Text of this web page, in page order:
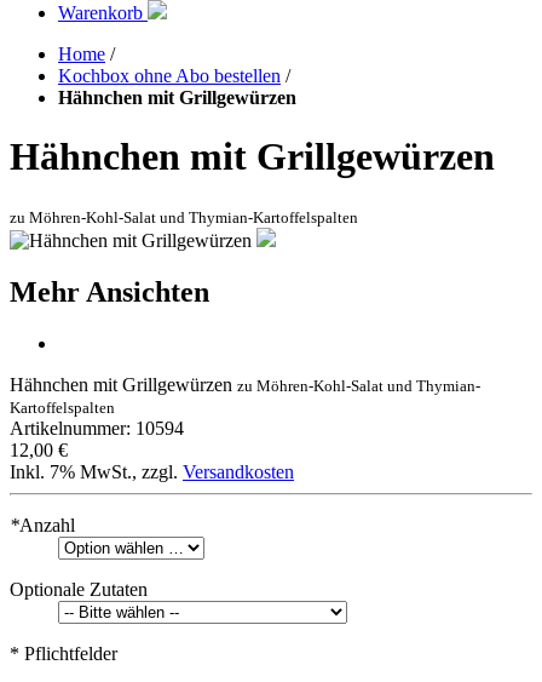
Warenkorb
Home /
Kochbox ohne Abo bestellen /
Hähnchen mit Grillgewürzen
Hähnchen mit Grillgewürzen
zu Möhren-Kohl-Salat und Thymian-Kartoffelspalten
Mehr Ansichten
Hähnchen mit Grillgewürzen zu Möhren-Kohl-Salat und Thymian-
Kartoffelspalten
Artikelnummer: 10594
12,00 €
Inkl. 7% MwSt., zzgl. Versandkosten
*Anzahl
Optionale Zutaten
* Pflichtfelder